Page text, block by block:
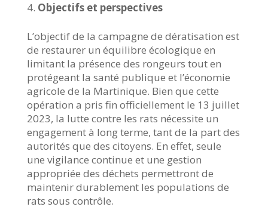
Objectifs et perspectives
L’objectif de la campagne de dératisation est
de restaurer un équilibre écologique en
limitant la présence des rongeurs tout en
protégeant la santé publique et l’économie
agricole de la Martinique. Bien que cette
opération a pris fin officiellement le 13 juillet
2023, la lutte contre les rats nécessite un
engagement à long terme, tant de la part des
autorités que des citoyens. En effet, seule
une vigilance continue et une gestion
appropriée des déchets permettront de
maintenir durablement les populations de
rats sous contrôle.